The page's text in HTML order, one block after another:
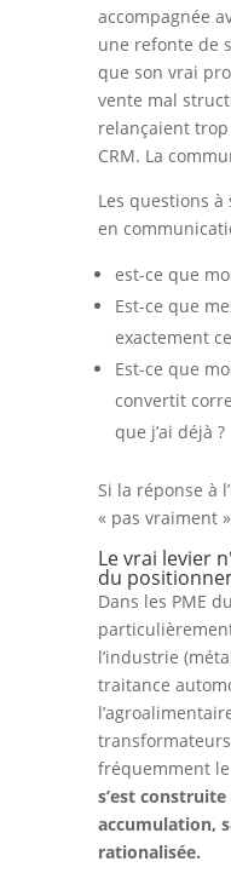
accompagnée
une refonte de
que son vrai
vente mal
relançaient
CRM. La
Les questions à
en
est-ce que
Est-ce que
exactement
Est-ce que
convertit
que j’ai déjà ?
Si la réponse à
« pas vraiment
Le vrai levier
du
Dans les PME
l’industrie
traitance
transformateurs
fréquemment
s’est
accumulation,
rationalisée.